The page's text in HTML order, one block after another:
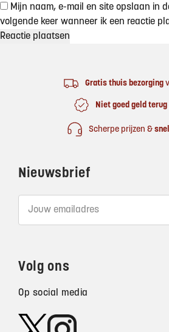
Mijn naam, e-mail en site opslaan in
volgende keer wanneer ik een reactie
Gratis thuis bezorging
Niet goed geld
Scherpe prijzen &
Nieuwsbrief
Volg ons
Op social media